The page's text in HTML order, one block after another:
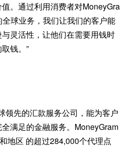
。通过利用消费者对MoneyGra
球业务，我们让我们的客户能
灵活性，让他们在需要用钱时
钱。”
领先的汇款服务公司，能为客户
满足的金融服务。MoneyGram
地区 的超过284,000个代理点